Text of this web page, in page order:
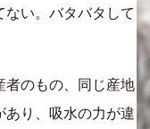
い。バタバタして
者のもの、同じ産地
あり、吸水の力が違